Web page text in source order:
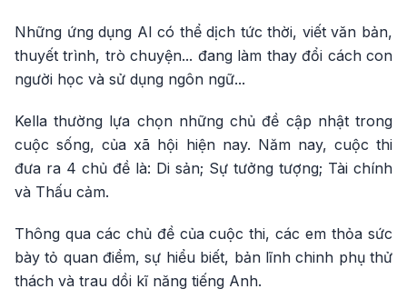
Những ứng dụng AI có thể dịch tức thời, viết văn bản,
thuyết trình, trò chuyện... đang làm thay đổi cách con
người học và sử dụng ngôn ngữ...
Kella thường lựa chọn những chủ đề cập nhật trong
cuộc sống, của xã hội hiện nay. Năm nay, cuộc thi
đưa ra 4 chủ đề là: Di sản; Sự tưởng tượng; Tài chính
và Thấu cảm.
Thông qua các chủ đề của cuộc thi, các em thỏa sức
bày tỏ quan điểm, sự hiểu biết, bản lĩnh chinh phụ thử
thách và trau dồi kĩ năng tiếng Anh.